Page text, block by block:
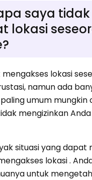
saya tidak
lokasi
lokasi
namun ada
umum mungkin
mengizinkan
situasi yang dapat
lokasi .
untuk